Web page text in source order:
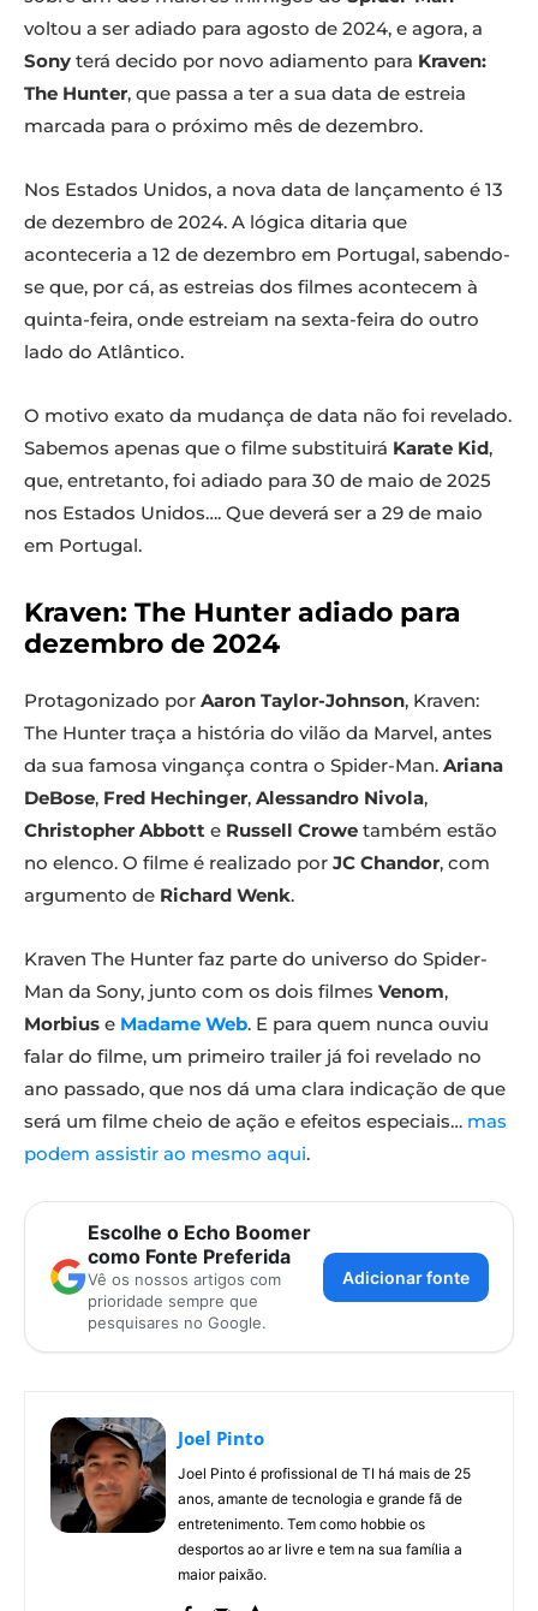
voltou a ser adiado para agosto de 2024, e agora, a
Sony terá decido por novo adiamento para Kraven:
The Hunter, que passa a ter a sua data de estreia
marcada para o próximo mês de dezembro.
Nos Estados Unidos, a nova data de lançamento é 13
de dezembro de 2024. A lógica ditaria que
aconteceria a 12 de dezembro em Portugal, sabendo-
se que, por cá, as estreias dos filmes acontecem à
quinta-feira, onde estreiam na sexta-feira do outro
lado do Atlântico.
O motivo exato da mudança de data não foi revelado.
Sabemos apenas que o filme substituirá Karate Kid,
que, entretanto, foi adiado para 30 de maio de 2025
nos Estados Unidos…. Que deverá ser a 29 de maio
em Portugal.
Kraven: The Hunter adiado para
dezembro de 2024
Protagonizado por Aaron Taylor-Johnson, Kraven:
The Hunter traça a história do vilão da Marvel, antes
da sua famosa vingança contra o Spider-Man. Ariana
DeBose, Fred Hechinger, Alessandro Nivola,
Christopher Abbott e Russell Crowe também estão
no elenco. O filme é realizado por JC Chandor, com
argumento de Richard Wenk.
Kraven The Hunter faz parte do universo do Spider-
Man da Sony, junto com os dois filmes Venom,
Morbius e Madame Web. E para quem nunca ouviu
falar do filme, um primeiro trailer já foi revelado no
ano passado, que nos dá uma clara indicação de que
será um filme cheio de ação e efeitos especiais… mas
podem assistir ao mesmo aqui.
Escolhe o Echo Boomer
como Fonte Preferida
Vê os nossos artigos com
prioridade sempre que
pesquisares no Google.
Adicionar fonte
Joel Pinto
Joel Pinto é profissional de TI há mais de 25
anos, amante de tecnologia e grande fã de
entretenimento. Tem como hobbie os
desportos ao ar livre e tem na sua família a
maior paixão.